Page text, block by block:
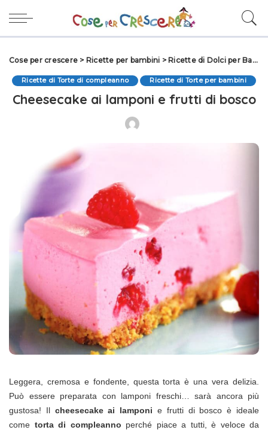
Cose per crescere > Ricette per bambini > Ricette di Dolci per Bambini
Ricette di Torte di compleanno Ricette di Torte per bambini
Cheesecake ai lamponi e frutti di bosco
Leggera, cremosa e fondente, questa torta è una vera delizia.
Può essere preparata con lamponi freschi… sarà ancora più
gustosa! Il cheesecake ai lamponi e frutti di bosco è ideale
come torta di compleanno perché piace a tutti, è veloce da